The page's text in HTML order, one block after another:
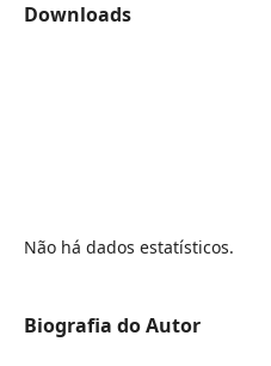
Downloads
Não há dados estatísticos.
Biografia do Autor